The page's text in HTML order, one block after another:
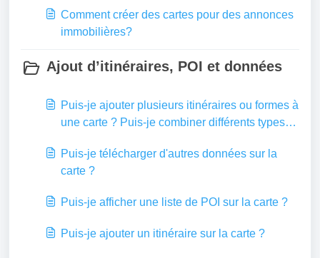
Comment créer des cartes pour des annonces
immobilières?
Ajout d’itinéraires, POI et données
Puis-je ajouter plusieurs itinéraires ou formes à
une carte ? Puis-je combiner différents types
Puis-je télécharger d'autres données sur la
carte ?
Puis-je afficher une liste de POI sur la carte ?
Puis-je ajouter un itinéraire sur la carte ?